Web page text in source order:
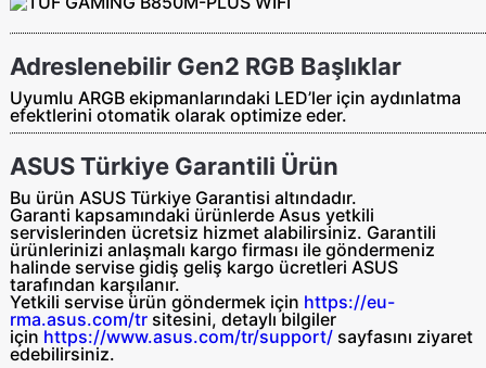
Adreslenebilir Gen2 RGB Başlıklar
Uyumlu ARGB ekipmanlarındaki LED’ler için aydınlatma
efektlerini otomatik olarak optimize eder.
ASUS Türkiye Garantili Ürün
Bu ürün ASUS Türkiye Garantisi altındadır.
Garanti kapsamındaki ürünlerde Asus yetkili
servislerinden ücretsiz hizmet alabilirsiniz. Garantili
ürünlerinizi anlaşmalı kargo firması ile göndermeniz
halinde servise gidiş geliş kargo ücretleri ASUS
tarafından karşılanır.
Yetkili servise ürün göndermek için https://eu-
rma.asus.com/tr sitesini, detaylı bilgiler
için https://www.asus.com/tr/support/ sayfasını ziyaret
edebilirsiniz.